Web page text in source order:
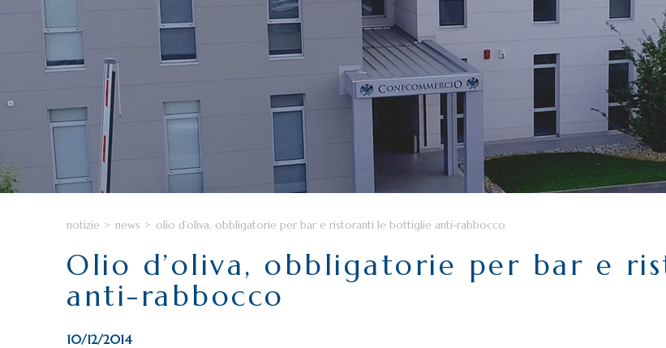
notizie > news > olio d’oliva, obbligatorie per bar e ristoranti le bottiglie anti-rabbocco
Olio d’oliva, obbligatorie per bar e
anti-rabbocco
10/12/2014